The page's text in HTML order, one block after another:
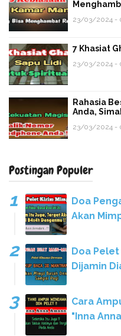
23/03/2024 -
7 Khasiat
23/03/2024 -
Rahasia
Anda,
23/03/2024 -
Postingan Populer
Doa
Akan
Doa
Dijamin
Cara
"Inna